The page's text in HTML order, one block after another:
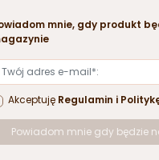
mnie, gdy produkt
Akceptuję Regulamin i
Powiadom mnie gdy będzie